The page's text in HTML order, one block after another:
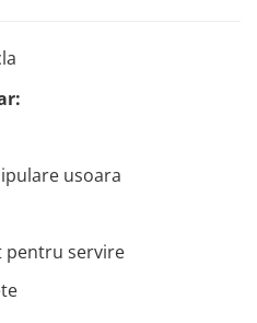
usoara
pentru servire